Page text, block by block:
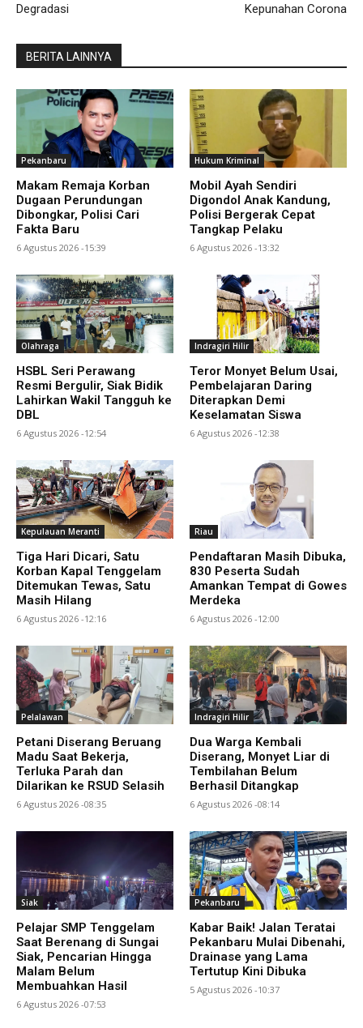
Degradasi
Kepunahan Corona
BERITA LAINNYA
Pekanbaru
Makam Remaja Korban
Dugaan Perundungan
Dibongkar, Polisi Cari
Fakta Baru
6 Agustus 2026 -15:39
Hukum Kriminal
Mobil Ayah Sendiri
Digondol Anak Kandung,
Polisi Bergerak Cepat
Tangkap Pelaku
6 Agustus 2026 -13:32
Olahraga
HSBL Seri Perawang
Resmi Bergulir, Siak Bidik
Lahirkan Wakil Tangguh ke
DBL
6 Agustus 2026 -12:54
Indragiri Hilir
Teror Monyet Belum Usai,
Pembelajaran Daring
Diterapkan Demi
Keselamatan Siswa
6 Agustus 2026 -12:38
Kepulauan Meranti
Tiga Hari Dicari, Satu
Korban Kapal Tenggelam
Ditemukan Tewas, Satu
Masih Hilang
6 Agustus 2026 -12:16
Riau
Pendaftaran Masih Dibuka,
830 Peserta Sudah
Amankan Tempat di Gowes
Merdeka
6 Agustus 2026 -12:00
Pelalawan
Petani Diserang Beruang
Madu Saat Bekerja,
Terluka Parah dan
Dilarikan ke RSUD Selasih
6 Agustus 2026 -08:35
Indragiri Hilir
Dua Warga Kembali
Diserang, Monyet Liar di
Tembilahan Belum
Berhasil Ditangkap
6 Agustus 2026 -08:14
Siak
Pelajar SMP Tenggelam
Saat Berenang di Sungai
Siak, Pencarian Hingga
Malam Belum
Membuahkan Hasil
6 Agustus 2026 -07:53
Pekanbaru
Kabar Baik! Jalan Teratai
Pekanbaru Mulai Dibenahi,
Drainase yang Lama
Tertutup Kini Dibuka
5 Agustus 2026 -10:37